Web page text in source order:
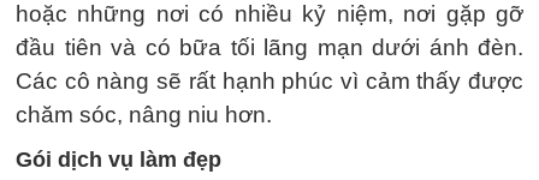
hoặc những nơi có nhiều kỷ niệm, nơi gặp gỡ
đầu tiên và có bữa tối lãng mạn dưới ánh đèn.
Các cô nàng sẽ rất hạnh phúc vì cảm thấy được
chăm sóc, nâng niu hơn.
Gói dịch vụ làm đẹp